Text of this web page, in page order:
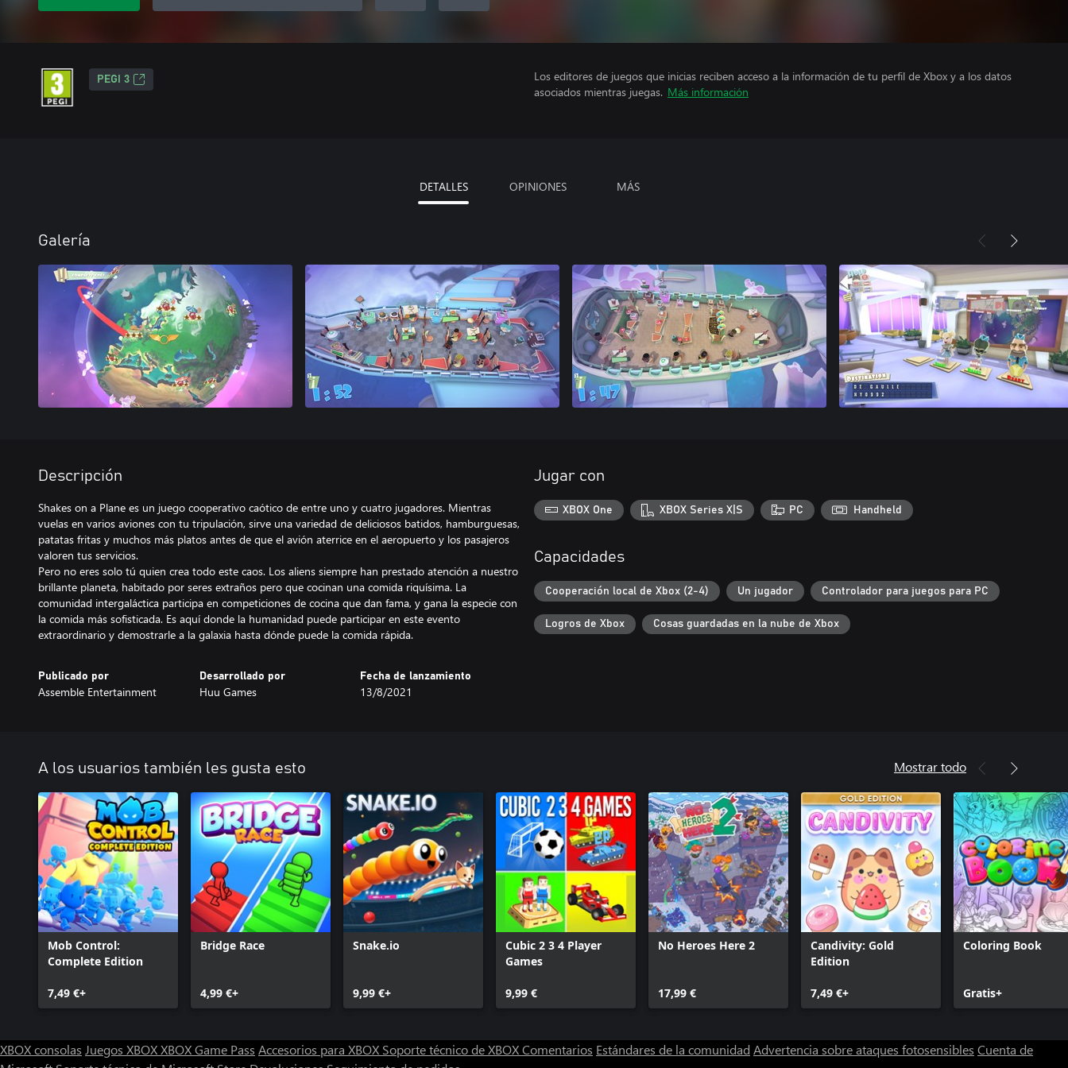
PEGI 3
Los editores de juegos que inicias reciben acceso a la información de tu perfil de Xbox y a los datos
asociados mientras juegas. Más información
DETALLES OPINIONES MÁS
Galería
Descripción
Shakes on a Plane es un juego cooperativo caótico de entre uno y cuatro jugadores. Mientras
vuelas en varios aviones con tu tripulación, sirve una variedad de deliciosos batidos, hamburguesas,
patatas fritas y muchos más platos antes de que el avión aterrice en el aeropuerto y los pasajeros
valoren tus servicios.
Pero no eres solo tú quien crea todo este caos. Los aliens siempre han prestado atención a nuestro
brillante planeta, habitado por seres extraños pero que cocinan una comida riquísima. La
comunidad intergaláctica participa en competiciones de cocina que dan fama, y gana la especie con
la comida más sofisticada. Es aquí donde la humanidad puede participar en este evento
extraordinario y demostrarle a la galaxia hasta dónde puede la comida rápida.
Publicado por
Assemble Entertainment
Desarrollado por
Huu Games
Fecha de lanzamiento
13/8/2021
Jugar con
XBOX One XBOX Series X|S PC Handheld
Capacidades
Cooperación local de Xbox (2-4) Un jugador Controlador para juegos para PC
Logros de Xbox Cosas guardadas en la nube de Xbox
A los usuarios también les gusta esto Mostrar todo
Mob Control:
Complete Edition
7,49 €+
Bridge Race
4,99 €+
Snake.io
9,99 €+
Cubic 2 3 4 Player
Games
9,99 €
No Heroes Here 2
17,99 €
Candivity: Gold
Edition
7,49 €+
Coloring Book
Gratis+
XBOX consolas Juegos XBOXXBOX Game Pass Accesorios para XBOX Soporte técnico de XBOXComentarios Estándares de la comunidad Advertencia sobre ataques fotosensibles Cuenta de